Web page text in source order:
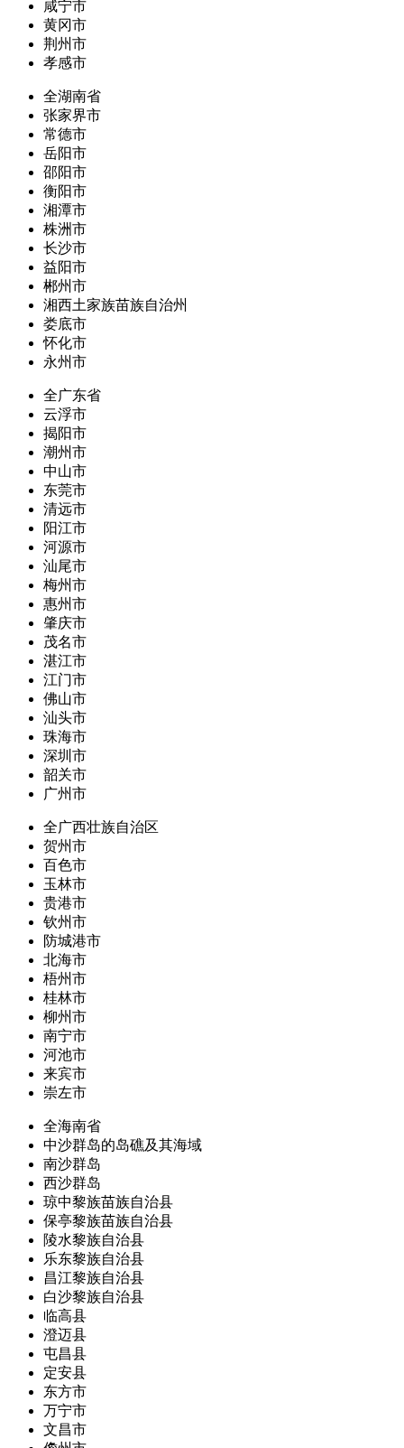
咸宁市
黄冈市
荆州市
孝感市
全湖南省
张家界市
常德市
岳阳市
邵阳市
衡阳市
湘潭市
株洲市
长沙市
益阳市
郴州市
湘西土家族苗族自治州
娄底市
怀化市
永州市
全广东省
云浮市
揭阳市
潮州市
中山市
东莞市
清远市
阳江市
河源市
汕尾市
梅州市
惠州市
肇庆市
茂名市
湛江市
江门市
佛山市
汕头市
珠海市
深圳市
韶关市
广州市
全广西壮族自治区
贺州市
百色市
玉林市
贵港市
钦州市
防城港市
北海市
梧州市
桂林市
柳州市
南宁市
河池市
来宾市
崇左市
全海南省
中沙群岛的岛礁及其海域
南沙群岛
西沙群岛
琼中黎族苗族自治县
保亭黎族苗族自治县
陵水黎族自治县
乐东黎族自治县
昌江黎族自治县
白沙黎族自治县
临高县
澄迈县
屯昌县
定安县
东方市
万宁市
文昌市